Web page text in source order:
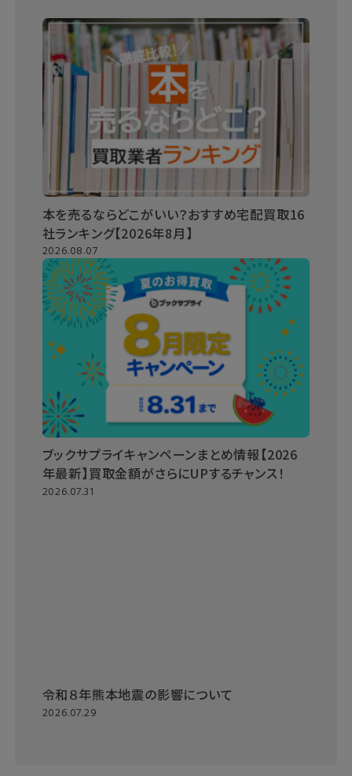
本を売るならどこがいい？おすすめ宅配買取16
社ランキング【2026年8月】
2026.08.07
ブックサプライキャンペーンまとめ情報【2026
年最新】買取金額がさらにUPするチャンス！
2026.07.31
令和８年熊本地震の影響について
2026.07.29